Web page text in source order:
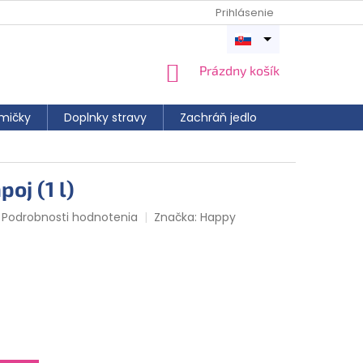
Prihlásenie
NÁKUPNÝ
Prázdny košík
Doplnky stravy Zachráň jedlo
Otvoriť
(1 l)
Podrobnosti hodnotenia Značka: Happy